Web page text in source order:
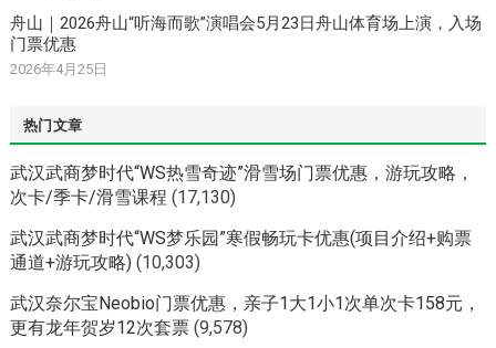
舟山｜2026舟山“听海而歌”演唱会5月23日舟山体育场上演，入场
门票优惠
2026年4月25日
热门文章
武汉武商梦时代“WS热雪奇迹”滑雪场门票优惠，游玩攻略，
次卡/季卡/滑雪课程 (17,130)
武汉武商梦时代“WS梦乐园”寒假畅玩卡优惠(项目介绍+购票
通道+游玩攻略) (10,303)
武汉奈尔宝Neobio门票优惠，亲子1大1小1次单次卡158元，
更有龙年贺岁12次套票 (9,578)